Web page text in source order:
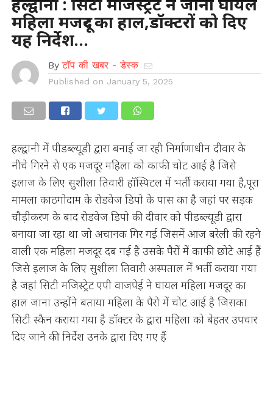
महिला मजदूर का हाल,डॉक्टरों को दिए
यह निर्देश…
By टॉप की खबर - डेस्क
Published on January 5, 2025
हल्द्वानी में पीडब्ल्यूडी द्वारा बनाई जा रही निर्माणाधीन दीवार के
नीचे गिरने से एक मजदूर महिला को काफी चोट आई है जिसे
इलाज के लिए सुशीला तिवारी हॉस्पिटल में भर्ती कराया गया है,पूरा
मामला काठगोदाम के रोडवेज डिपो के पास का है जहां पर सड़क
चौड़ीकरण के बाद रोडवेज डिपो की दीवार को पीडब्ल्यूडी द्वारा
बनाया जा रहा था जो अचानक गिर गई जिसमें आज बरेली की रहने
वाली एक महिला मजदूर दब गई है उसके पैरों में काफी छोटे आई हैं
जिसे इलाज के लिए सुशीला तिवारी अस्पताल में भर्ती कराया गया
है जहां सिटी मजिस्ट्रेट एपी वाजपेई ने घायल महिला मजदूर का
हाल जाना उन्होंने बताया महिला के पैरो में चोट आई है जिसका
सिटी स्कैन कराया गया है डॉक्टर के द्वारा महिला को बेहतर उपचार
दिए जाने की निर्देश उनके द्वारा दिए गए हैं